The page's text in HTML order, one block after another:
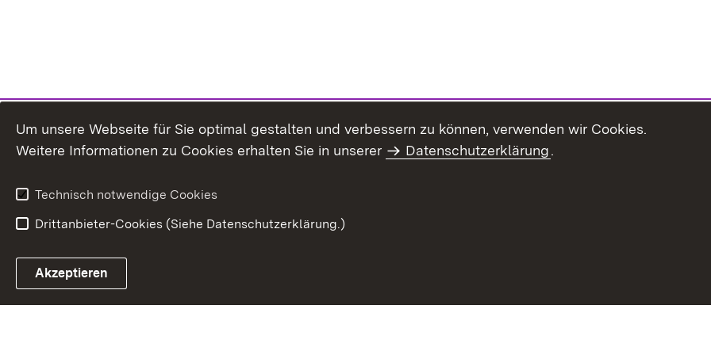
Um unsere Webseite für Sie optimal gestalten und verbessern zu können, verwenden wir Cookies.
Weitere Informationen zu Cookies erhalten Sie in unserer
Datenschutzerklärung.
Technisch notwendige Cookies
Drittanbieter-Cookies (Siehe Datenschutzerklärung.)
Akzeptieren